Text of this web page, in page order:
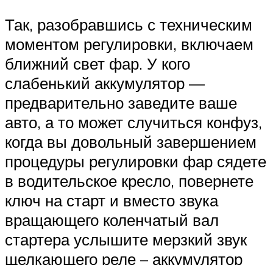
Так, разобравшись с техническим
моментом регулировки, включаем
ближний свет фар. У кого
слабенький аккумулятор —
предварительно заведите ваше
авто, а то может случиться конфуз,
когда вы довольный завершением
процедуры регулировки фар сядете
в водительское кресло, повернете
ключ на старт и вместо звука
вращающего коленчатый вал
стартера услышите мерзкий звук
щелкающего реле – аккумулятор